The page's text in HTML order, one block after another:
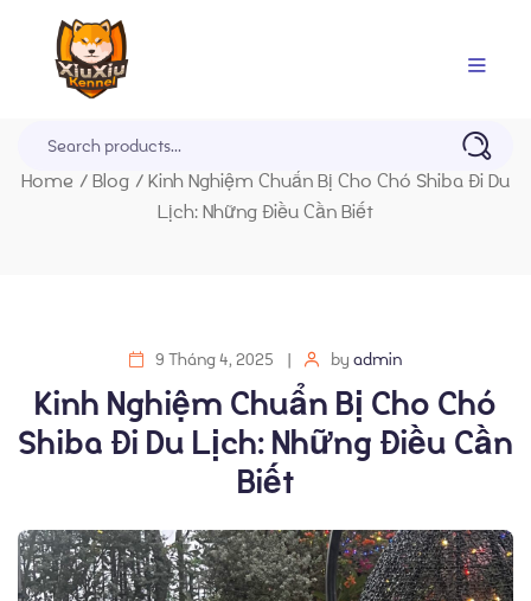
Trang Chủ
Về chúng tôi
Home / Blog / Kinh Nghiệm Chuẩn Bị Cho Chó Shiba Đi Du
Lịch: Những Điều Cần Biết
9 Tháng 4, 2025 by admin
Kinh Nghiệm Chuẩn Bị Cho Chó
Shiba Đi Du Lịch: Những Điều Cần
Biết